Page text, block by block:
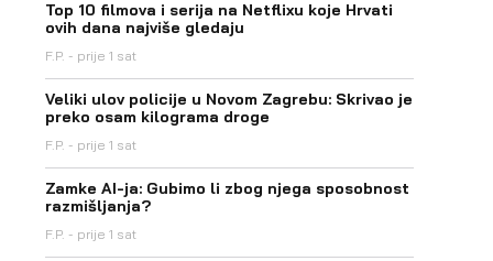
Top 10 filmova i serija na Netflixu koje Hrvati
ovih dana najviše gledaju
F.P. prije 1 sat
Veliki ulov policije u Novom Zagrebu: Skrivao je
preko osam kilograma droge
F.P. prije 1 sat
Zamke AI-ja: Gubimo li zbog njega sposobnost
razmišljanja?
F.P. prije 1 sat